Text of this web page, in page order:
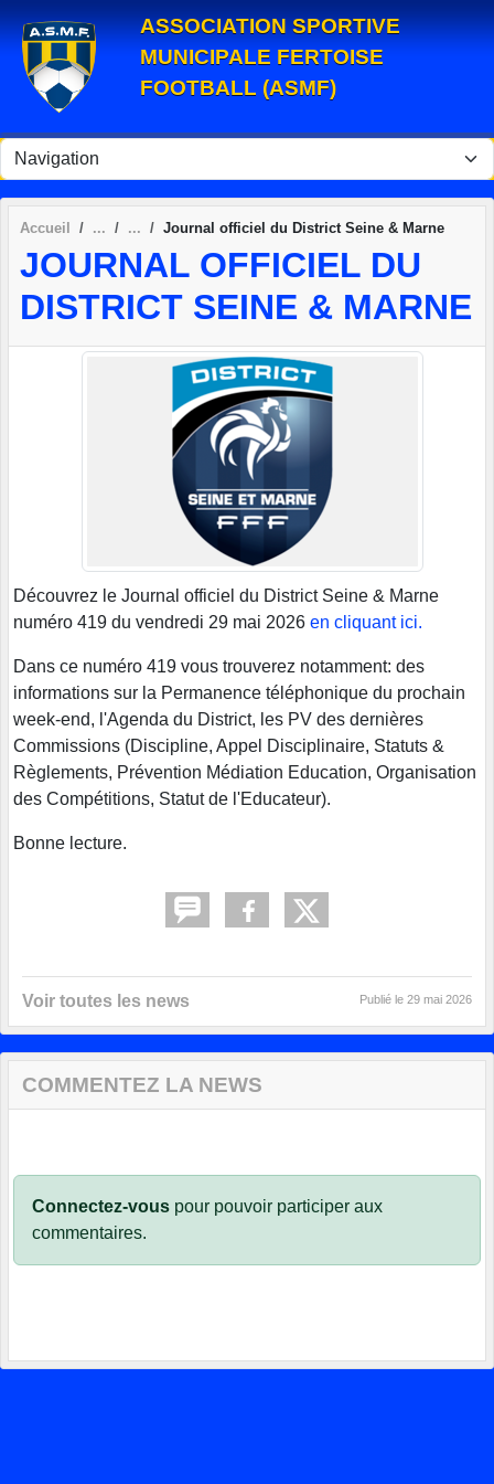
ASSOCIATION SPORTIVE
MUNICIPALE FERTOISE
FOOTBALL (ASMF)
Accueil Journal officiel du District Seine & Marne
JOURNAL OFFICIEL DU
DISTRICT SEINE & MARNE
Découvrez le Journal officiel du District Seine & Marne
numéro 419 du vendredi 29 mai 2026 en cliquant ici.
Dans ce numéro 419 vous trouverez notamment: des
informations sur la Permanence téléphonique du prochain
week-end, l'Agenda du District, les PV des dernières
Commissions (Discipline, Appel Disciplinaire, Statuts &
Règlements, Prévention Médiation Education, Organisation
des Compétitions, Statut de l'Educateur).
Bonne lecture.
Voir toutes les news Publié le 29 mai 2026
COMMENTEZ LA NEWS
Connectez-vous pour pouvoir participer aux
commentaires.